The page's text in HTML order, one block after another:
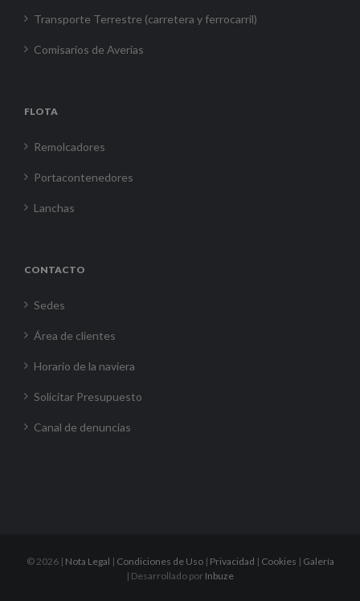
Transporte Terrestre (carretera y ferrocarril)
Comisarios de Averías
FLOTA
Remolcadores
Portacontenedores
Lanchas
CONTACTO
Sedes
Área de clientes
Horario de la naviera
Solicitar Presupuesto
Canal de denuncias
© 2026 | Nota Legal | Condiciones de Uso| Privacidad | Cookies | Galería
| Desarrollado por Inbuze